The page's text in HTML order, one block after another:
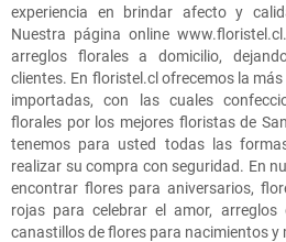
experiencia en brindar afecto y
Nuestra página online
arreglos florales a domicilio,
clientes. En floristel.cl ofrecemos la
importadas, con las cuales
florales por los mejores floristas de
tenemos para usted todas las
realizar su compra con seguridad. En
encontrar flores para aniversarios,
rojas para celebrar el amor, arreglos
canastillos de flores para nacimientos y